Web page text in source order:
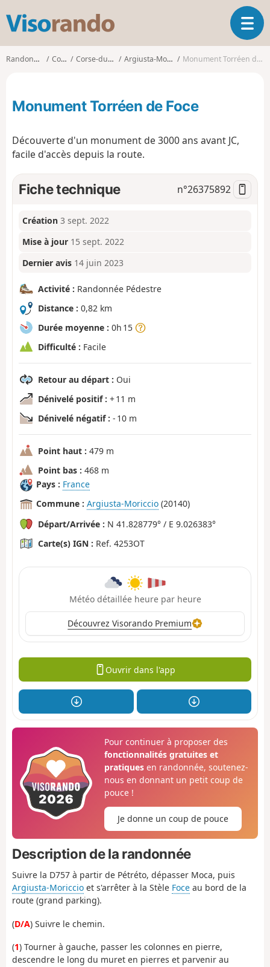
s
d
O
u
g
a
Randonnées Corse Corse-du-Sud Argiusta-Moriccio Monument Torréen de Foce
Monument Torréen de Foce
Découverte d'un monument de 3000 ans avant JC,
facile d'accès depuis la route.
Fiche technique n°26375892
Création 3 sept. 2022
Mise à jour 15 sept. 2022
Dernier avis 14 juin 2023
Activité : Randonnée Pédestre
Distance : 0,82 km
Durée moyenne : 0h 15
Difficulté : Facile
Retour au départ : Oui
Dénivelé positif : + 11 m
Dénivelé négatif : - 10 m
Point haut : 479 m
Point bas : 468 m
Pays : France
Commune : Argiusta-Moriccio (20140)
Départ/Arrivée : N 41.828779° / E 9.026383°
Carte(s) IGN : Ref. 4253OT
Météo détaillée heure par heure
Découvrez Visorando Premium
Ouvrir dans l'app
Pour continuer à proposer des
fonctionnalités gratuites et
pratiquesen randonnée, soutenez-
nous en donnant un petit coup de
pouce !
Je donne un coup de pouce
Description de la randonnée
Suivre la D757 à partir de Pétréto, dépasser Moca, puis
Argiusta-Moriccio et s'arrêter à la Stèle Foce au bord de la
route (grand parking).
(D/A) Suivre le chemin.
(1) Tourner à gauche, passer les colonnes en pierre,
descendre le long du muret en pierres et parvenir au